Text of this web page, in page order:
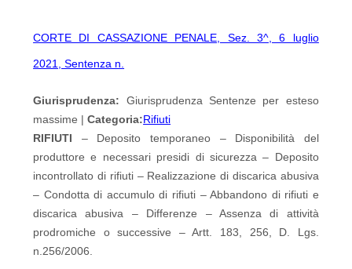
CORTE DI CASSAZIONE PENALE, Sez. 3^, 6 luglio
2021, Sentenza n.
Giurisprudenza: Giurisprudenza Sentenze per esteso
massime |Categoria:Rifiuti
RIFIUTI – Deposito temporaneo – Disponibilità del
produttore e necessari presidi di sicurezza – Deposito
incontrollato di rifiuti – Realizzazione di discarica abusiva
– Condotta di accumulo di rifiuti – Abbandono di rifiuti e
discarica abusiva – Differenze – Assenza di attività
prodromiche o successive – Artt. 183, 256, D. Lgs.
n.256/2006.